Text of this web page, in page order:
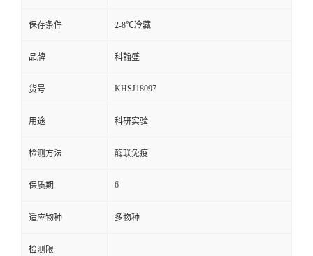
保存条件 2-8℃冷藏
品牌 科翰盛
货号 KHSJ18097
用途 科研实验
检测方法 酶联免疫
保质期 6
适应物种 多物种
检测限